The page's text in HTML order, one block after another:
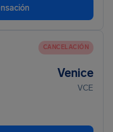
CANCELACIÓN
Venice
VCE